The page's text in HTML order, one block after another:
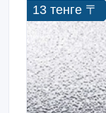
13 тенге 〒